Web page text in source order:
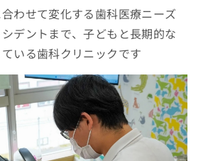
わせて変化する歯科医療ニーズ
デントまで、子どもと長期的な
いる歯科クリニックです